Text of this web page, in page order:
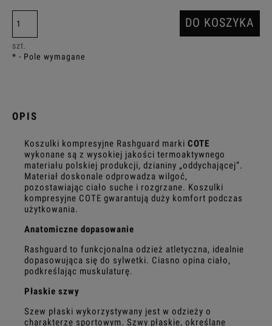
szt.
DO KOSZYKA
* - Pole wymagane
OPIS
Koszulki kompresyjne Rashguard marki COTE
wykonane są z wysokiej jakości termoaktywnego
materiału polskiej produkcji, dzianiny „oddychającej”.
Materiał doskonale odprowadza wilgoć,
pozostawiając ciało suche i rozgrzane. Koszulki
kompresyjne COTE gwarantują duży komfort podczas
użytkowania.
Anatomiczne dopasowanie
Rashguard to funkcjonalna odzież atletyczna, idealnie
dopasowująca się do sylwetki. Ciasno opina ciało,
podkreślając muskulaturę.
Płaskie szwy
Szew płaski wykorzystywany jest w odzieży o
charakterze sportowym. Szwy płaskie, określane